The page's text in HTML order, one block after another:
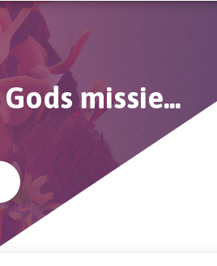
missie...